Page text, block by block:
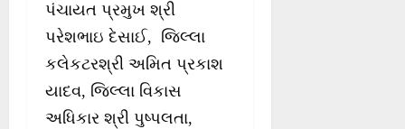
પંચાયત પ્રમુખ શ્રી
પરેશભાઇ દેસાઈ, જિલ્લા
કલેકટરશ્રી અમિત પ્રકાશ
યાદવ, જિલ્લા વિકાસ
અધિકાર શ્રી પુષ્પલતા,